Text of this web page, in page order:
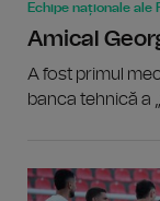
Echipe naționale ale
Amical
A fost primul
banca tehnică a